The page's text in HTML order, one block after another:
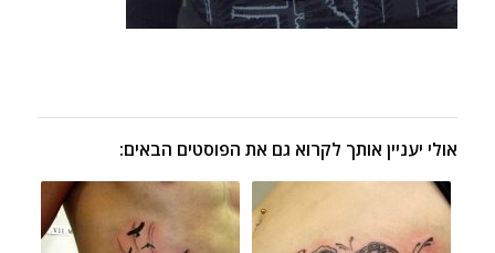
אולי יעניין אותך לקרוא גם את הפוסטים הבאים: